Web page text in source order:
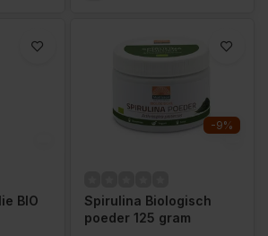
BIO
-9%
Spirulina Biologisch
poeder 125 gram